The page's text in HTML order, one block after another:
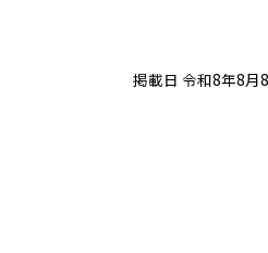
掲載日 令和8年8月